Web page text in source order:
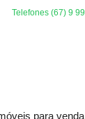
Telefones (67) 9
para venda